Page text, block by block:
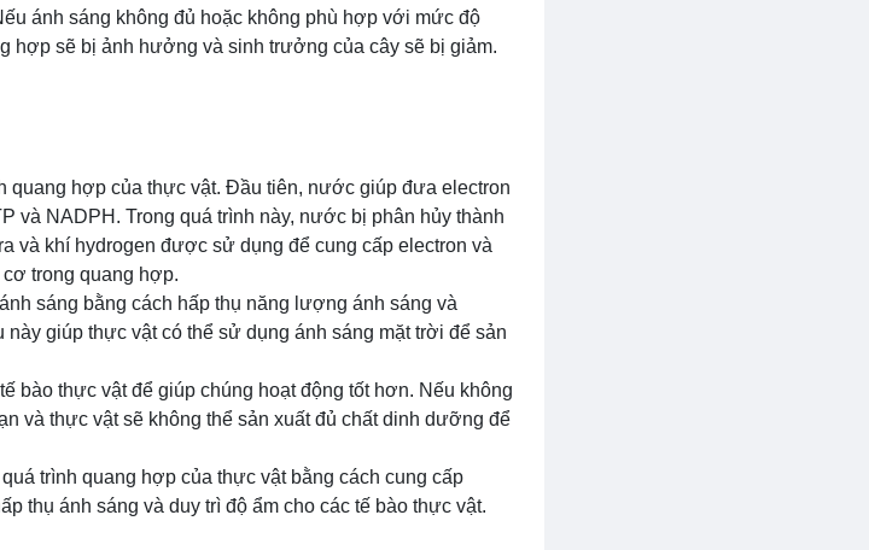
ánh sáng không đủ hoặc không phù hợp với mức độ
hợp sẽ bị ảnh hưởng và sinh trưởng của cây sẽ bị giảm.
quang hợp của thực vật. Đầu tiên, nước giúp đưa electron
và NADPH. Trong quá trình này, nước bị phân hủy thành
và khí hydrogen được sử dụng để cung cấp electron và
trong quang hợp.
sáng bằng cách hấp thụ năng lượng ánh sáng và
giúp thực vật có thể sử dụng ánh sáng mặt trời để sản
bào thực vật để giúp chúng hoạt động tốt hơn. Nếu không
và thực vật sẽ không thể sản xuất đủ chất dinh dưỡng để
trình quang hợp của thực vật bằng cách cung cấp
thụ ánh sáng và duy trì độ ẩm cho các tế bào thực vật.